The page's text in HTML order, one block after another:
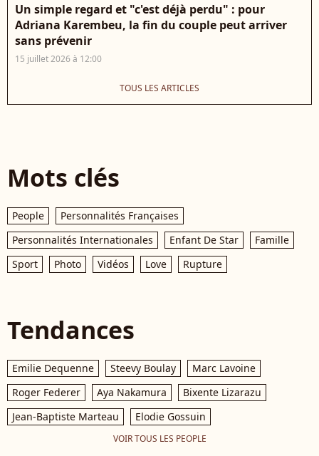
Un simple regard et "c'est déjà perdu" : pour
Adriana Karembeu, la fin du couple peut arriver
sans prévenir
15 juillet 2026 à 12:00
TOUS LES ARTICLES
Mots clés
People
Personnalités Françaises
Personnalités Internationales
Enfant De Star
Famille
Sport
Photo Vidéos Love Rupture
Tendances
Emilie Dequenne Steevy Boulay
Marc Lavoine
Roger Federer
Aya Nakamura
Bixente Lizarazu
Jean-Baptiste Marteau
Elodie Gossuin
VOIR TOUS LES PEOPLE